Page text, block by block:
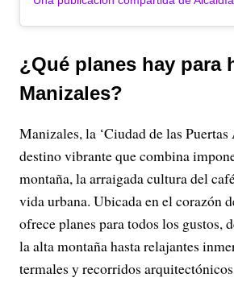
¿Qué planes hay para
Manizales?
Manizales, la ‘Ciudad de las Puertas
destino vibrante que combina
montaña, la arraigada cultura del
vida urbana. Ubicada en el corazón
ofrece planes para todos los gustos,
la alta montaña hasta relajantes
termales y recorridos